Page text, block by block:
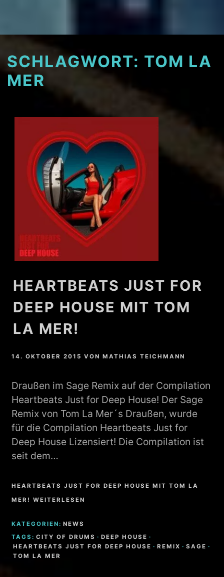
SCHLAGWORT: TOM LA
MER
HEARTBEATS JUST FOR
DEEP HOUSE MIT TOM
LA MER!
14. OKTOBER 2015 VONMATHIAS TEICHMANN
Draußen im Sage Remix auf der Compilation
Heartbeats Just for Deep House! Der Sage
Remix von Tom La Mer´s Draußen, wurde
für die Compilation Heartbeats Just for
Deep House Lizensiert! Die Compilation ist
seit dem…
HEARTBEATS JUST FOR DEEP HOUSE MIT TOM LA
MER! WEITERLESEN
KATEGORIEN: NEWS
TAGS: CITY OF DRUMS · DEEP HOUSE ·
HEARTBEATS JUST FOR DEEP HOUSE · REMIX · SAGE ·
TOM LA MER